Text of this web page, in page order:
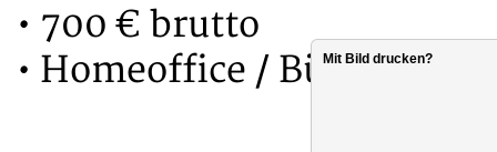
• 700 € brutto
• Homeoffice / Büro Berlin
Mit Bild drucken?